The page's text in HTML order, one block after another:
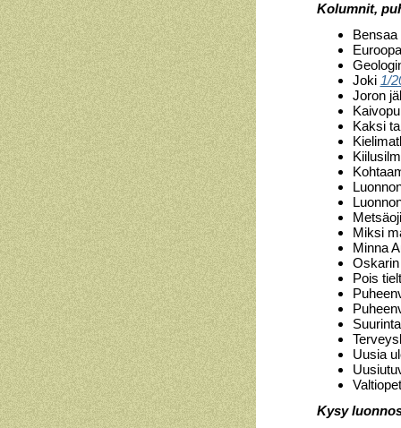
Kolumnit,
Joki 1/
Joron
Kaksi
Miksi
Minna
Pois
Uusia
Kysy